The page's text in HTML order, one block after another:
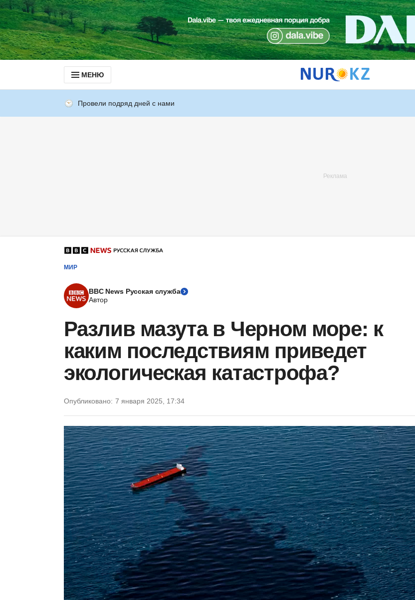
МЕНЮ
Провели подряд дней с нами
МИР
BBC News Русская служба
Автор
Разлив мазута в Черном море: к
каким последствиям приведет
экологическая катастрофа?
Опубликовано: 7 января 2025, 17:34